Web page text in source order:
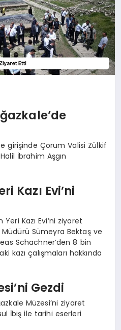
girişinde Çorum Valisi Zülkif
İbrahim Aşgın
Kazı Evi’ni
Kazı Evi’ni ziyaret
Sümeyra Bektaş ve
Schachner’den 8 bin
kazı çalışmaları hakkında
Gezdi
Müzesi’ni ziyaret
İbiş ile tarihi eserleri